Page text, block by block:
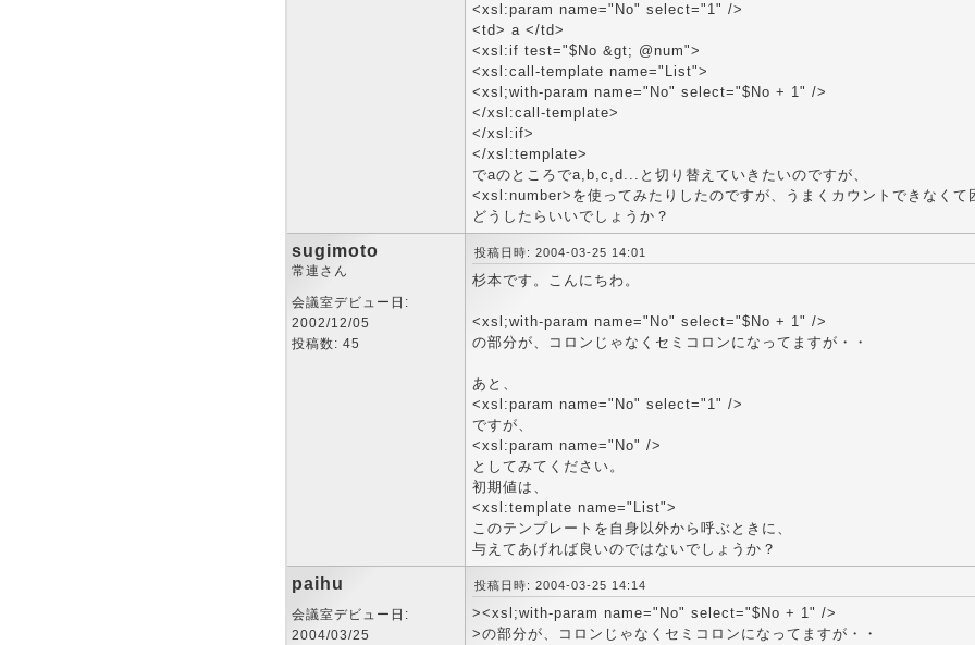
<xsl:param name="No" select="1" />
<td> a </td>
<xsl:if test="$No &gt; @num">
<xsl:call-template name="List">
<xsl;with-param name="No" select="$No + 1" />
</xsl:call-template>
</xsl:if>
</xsl:template>
でaのところでa,b,c,d...と切り替えていきたいのですが、
<xsl:number>を使ってみたりしたのですが、うまくカウントできなくて
どうしたらいいでしょうか？
sugimoto
常連さん
会議室デビュー日:
2002/12/05
投稿数: 45
投稿日時: 2004-03-25 14:01
杉本です。こんにちわ。
<xsl;with-param name="No" select="$No + 1" />
の部分が、コロンじゃなくセミコロンになってますが・・
あと、
<xsl:param name="No" select="1" />
ですが、
<xsl:param name="No" />
としてみてください。
初期値は、
<xsl:template name="List">
このテンプレートを自身以外から呼ぶときに、
与えてあげれば良いのではないでしょうか？
paihu
会議室デビュー日:
2004/03/25
投稿日時: 2004-03-25 14:14
><xsl;with-param name="No" select="$No + 1" />
>の部分が、コロンじゃなくセミコロンになってますが・・